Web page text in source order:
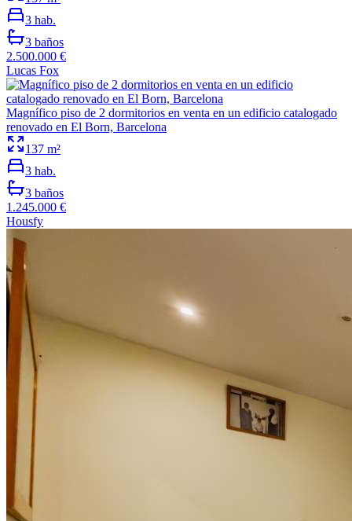
3 hab.
3 baños
2.500.000 €
Lucas Fox
Magnífico piso de 2 dormitorios en venta en un edificio catalogado
renovado en El Born, Barcelona
137 m²
3 hab.
3 baños
1.245.000 €
Housfy